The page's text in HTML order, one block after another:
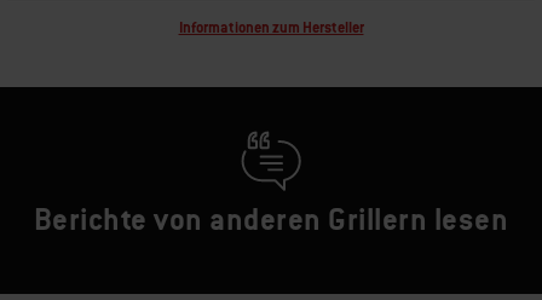
Informationen zum Hersteller
Berichte von anderen Grillern lesen